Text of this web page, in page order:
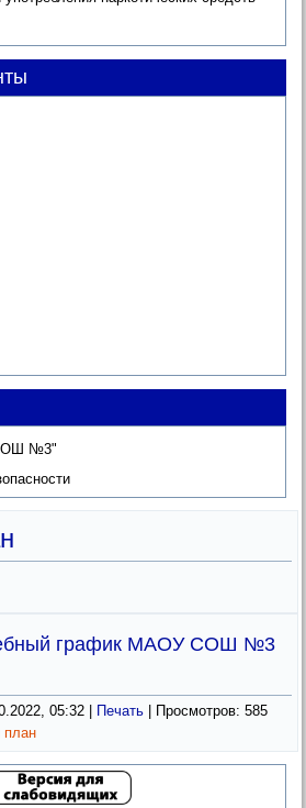
№3"
график МАОУ СОШ №3
05:32 Печать
| Просмотров: 585
план